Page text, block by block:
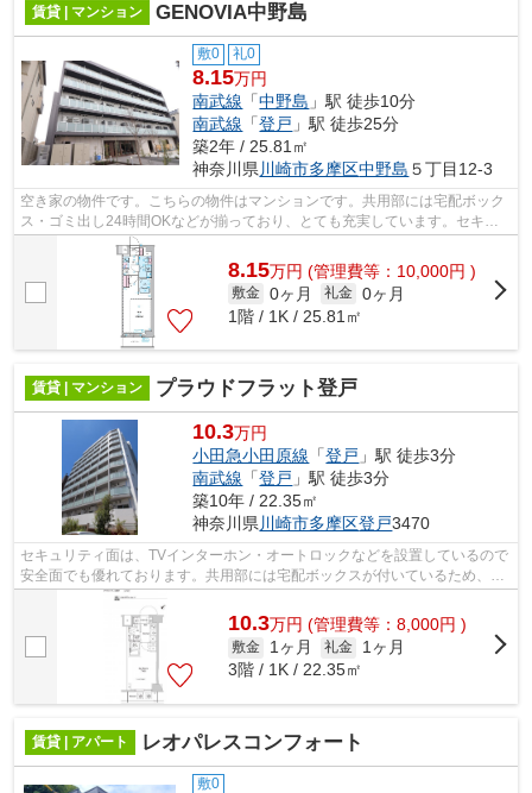
賃貸 | マンション GENOVIA中野島
敷0 礼0
8.15万円
南武線 「中野島 」駅 徒歩10分
南武線 「登戸 」駅 徒歩25分
築2年 / 25.81㎡
神奈川県 川崎市多摩区中野島 ５丁目12-3
空き家の物件です。こちらの物件はマンションです。共用部には宅配ボック
ス・ゴミ出し24時間OKなどが揃っており、とても充実しています。セキュ
リティ面は、オートロック・TVインター...
8.15万円 (管理費等：10,000円 )
敷金 0ヶ月 礼金 0ヶ月
1階 / 1K / 25.81㎡
賃貸 | マンション プラウドフラット登戸
10.3万円
小田急小田原線 「登戸 」駅 徒歩3分
南武線 「登戸 」駅 徒歩3分
築10年 / 22.35㎡
神奈川県 川崎市多摩区登戸3470
セキュリティ面は、TVインターホン・オートロックなどを設置しているので
安全面でも優れております。共用部には宅配ボックスが付いているため、荷
物を受け取るために早く帰宅する必要...
10.3万円 (管理費等：8,000円 )
敷金 1ヶ月 礼金
1ヶ月
3階 / 1K / 22.35㎡
賃貸 | アパート レオパレスコンフォート
敷0